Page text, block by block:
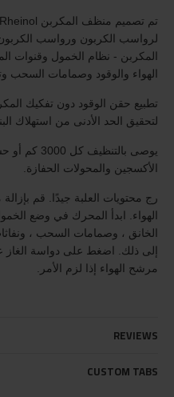
لرواسب الكربون ورواسب
المكربن - نظام الخمول وقنوات
الهواء والوقود وصمامات السحب
تطبيع حقن الوقود دون تفكيك
لتحقيق الحد الأدنى من استهلاك
يوصى
الأكسجين والمحولات الحفازة.
رج محتويات العلبة جيدًا. قم
الهواء. ابدأ المحرك في وضع
الخانق ، وصمامات السحب ،
إلى ذلك. اضغط على دواسة الغاز
مرشح الهواء إذا لزم الأمر.
REVIEWS
CUSTOM TABS